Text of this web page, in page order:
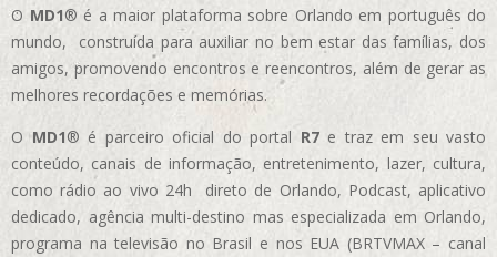
O MD1® é a maior plataforma sobre Orlando em português do
mundo, construída para auxiliar no bem estar das famílias, dos
amigos, promovendo encontros e reencontros, além de gerar as
melhores recordações e memórias.
OMD1® é parceiro oficial do portal R7e traz em seu vasto
conteúdo, canais de informação, entretenimento, lazer, cultura,
como rádio ao vivo 24h direto de Orlando, Podcast, aplicativo
dedicado, agência multi-destino mas especializada em Orlando,
programa na televisão no Brasil e nos EUA (BRTVMAX – canal